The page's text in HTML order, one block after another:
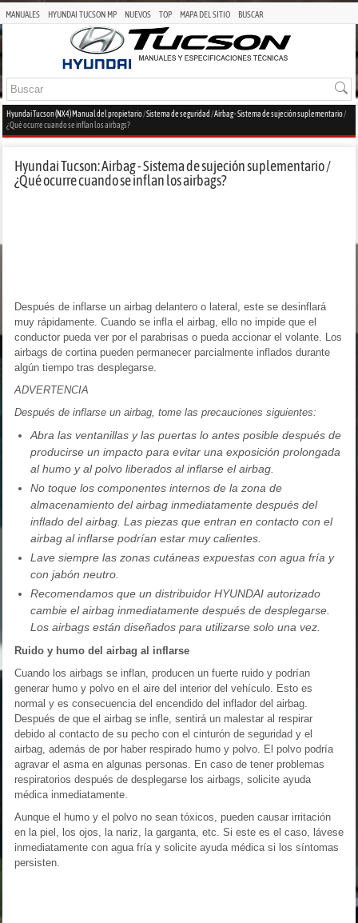
MANUALES HYUNDAI TUCSON MP NUEVOS TOP MAPA DEL SITIO BUSCAR
Hyundai Tucson (NX4) Manual del propietario/Sistema de seguridad /Airbag - Sistema de sujeción suplementario/
¿Qué ocurre cuando se inflan los airbags?
Hyundai Tucson: Airbag - Sistema de sujeción suplementario /
¿Qué ocurre cuando se inflan los airbags?
Después de inflarse un airbag delantero o lateral, este se desinflará
muy rápidamente. Cuando se infla el airbag, ello no impide que el
conductor pueda ver por el parabrisas o pueda accionar el volante. Los
airbags de cortina pueden permanecer parcialmente inflados durante
algún tiempo tras desplegarse.
ADVERTENCIA
Después de inflarse un airbag, tome las precauciones siguientes:
Abra las ventanillas y las puertas lo antes posible después de
producirse un impacto para evitar una exposición prolongada
al humo y al polvo liberados al inflarse el airbag.
No toque los componentes internos de la zona de
almacenamiento del airbag inmediatamente después del
inflado del airbag. Las piezas que entran en contacto con el
airbag al inflarse podrían estar muy calientes.
Lave siempre las zonas cutáneas expuestas con agua fría y
con jabón neutro.
Recomendamos que un distribuidor HYUNDAI autorizado
cambie el airbag inmediatamente después de desplegarse.
Los airbags están diseñados para utilizarse solo una vez.
Ruido y humo del airbag al inflarse
Cuando los airbags se inflan, producen un fuerte ruido y podrían
generar humo y polvo en el aire del interior del vehículo. Esto es
normal y es consecuencia del encendido del inflador del airbag.
Después de que el airbag se infle, sentirá un malestar al respirar
debido al contacto de su pecho con el cinturón de seguridad y el
airbag, además de por haber respirado humo y polvo. El polvo podría
agravar el asma en algunas personas. En caso de tener problemas
respiratorios después de desplegarse los airbags, solicite ayuda
médica inmediatamente.
Aunque el humo y el polvo no sean tóxicos, pueden causar irritación
en la piel, los ojos, la nariz, la garganta, etc. Si este es el caso, lávese
inmediatamente con agua fría y solicite ayuda médica si los síntomas
persisten.